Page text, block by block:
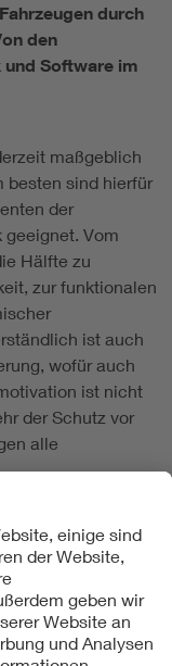
durch
den
Software im
maßgeblich
besten sind hierfür
der
Vom
Hälfte zu
zur funktionalen
ist auch
wofür auch
ist nicht
der Schutz vor
alle